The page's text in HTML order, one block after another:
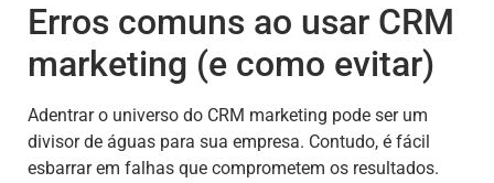
Erros comuns ao usar CRM
marketing (e como evitar)
Adentrar o universo do CRM marketing pode ser um
divisor de águas para sua empresa. Contudo, é fácil
esbarrar em falhas que comprometem os resultados.